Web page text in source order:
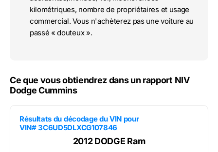
kilométriques, nombre de propriétaires et usage
commercial. Vous n'achèterez pas une voiture au
passé « douteux ».
Ce que vous obtiendrez dans un rapport NIV
Dodge Cummins
Résultats du décodage du VIN pour
VIN# 3C6UD5DLXCG107846
2012 DODGE Ram